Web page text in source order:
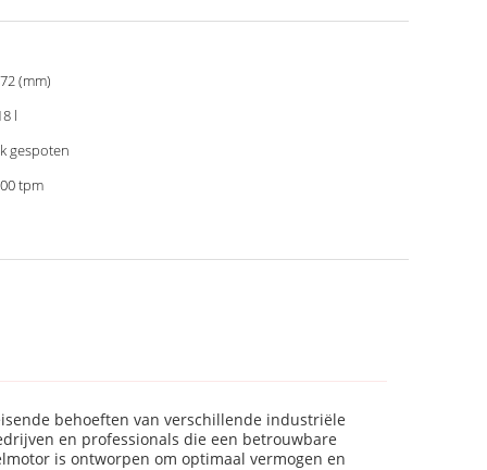
(mm)
l
gespoten
tpm
behoeften van verschillende industriële
en professionals die een betrouwbare
is ontworpen om optimaal vermogen en